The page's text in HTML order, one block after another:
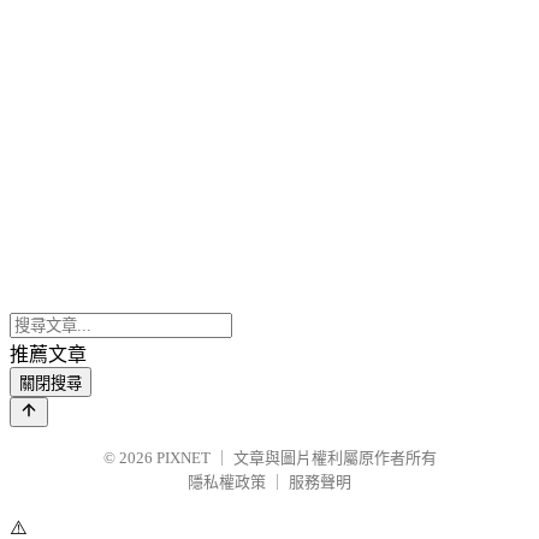
推薦文章
關閉搜尋
© 2026 PIXNET
文章與圖片權利屬原作者所有
隱私權政策
服務聲明
⚠️